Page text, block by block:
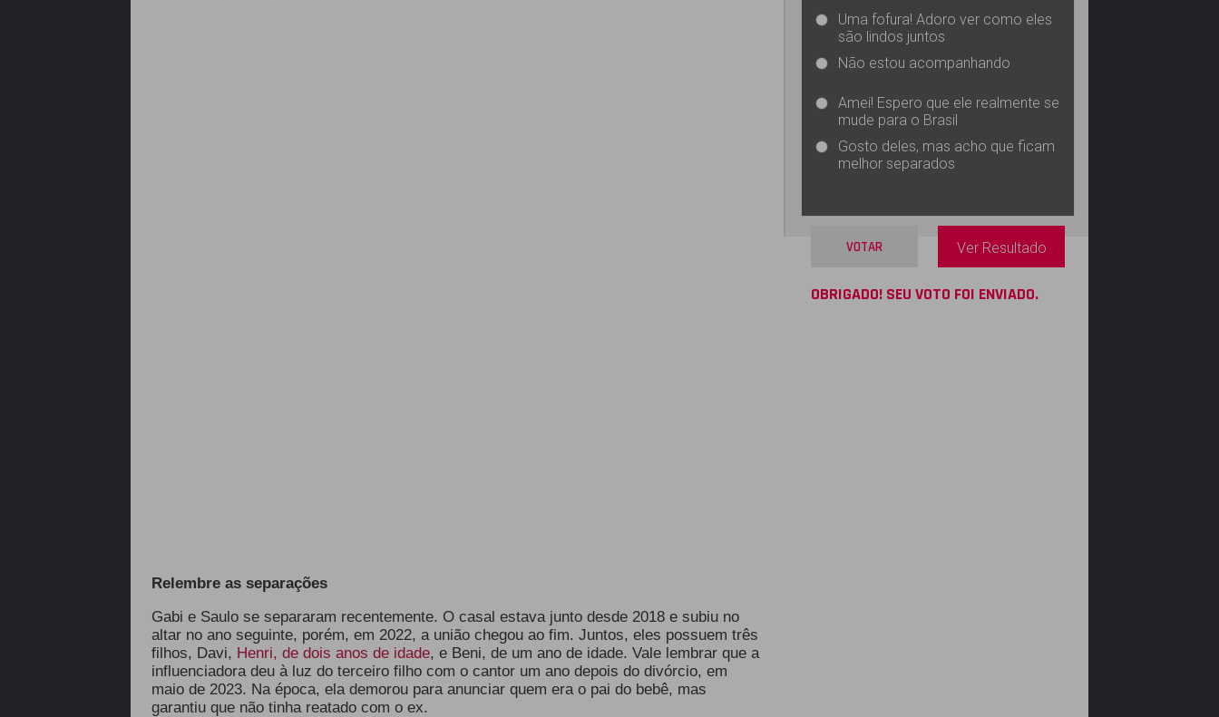
Relembre as separações
Gabi e Saulo se separaram recentemente. O casal estava junto desde 2018 e subiu no
altar no ano seguinte, porém, em 2022, a união chegou ao fim. Juntos, eles possuem três
filhos, Davi, Henri, de dois anos de idade, e Beni, de um ano de idade. Vale lembrar que a
influenciadora deu à luz do terceiro filho com o cantor um ano depois do divórcio, em
maio de 2023. Na época, ela demorou para anunciar quem era o pai do bebê, mas
garantiu que não tinha reatado com o ex.
Uma fofura! Adoro ver como eles
são lindos juntos
Não estou acompanhando
Amei! Espero que ele realmente se
mude para o Brasil
Gosto deles, mas acho que ficam
melhor separados
VOTAR Ver Resultado
OBRIGADO! SEU VOTO FOI ENVIADO.